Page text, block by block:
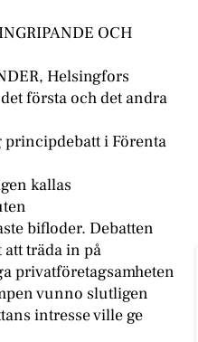
OCH
Helsingfors
första och det andra
principdebatt i Förenta
kallas
bifloder. Debatten
träda in på
privatföretagsamheten
vunno slutligen
intresse ville ge